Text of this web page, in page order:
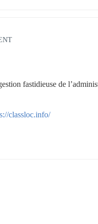
fastidieuse de
classloc.info/